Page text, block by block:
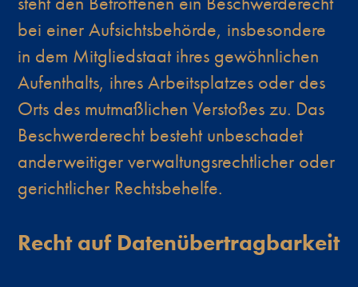
bei einer Aufsichtsbehörde, insbesondere
in dem Mitgliedstaat ihres gewöhnlichen
Aufenthalts, ihres Arbeitsplatzes oder des
Orts des mutmaßlichen Verstoßes zu. Das
Beschwerderecht besteht unbeschadet
anderweitiger verwaltungsrechtlicher oder
gerichtlicher Rechtsbehelfe.
Recht auf Daten­übertrag­barkeit